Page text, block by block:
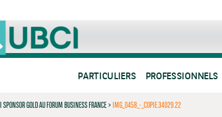
PARTICULIERS PROFESSIONNELS
SPONSOR GOLD AU FORUM BUSINESS FRANCE>IMG_0458_-_COPIE.34029.22